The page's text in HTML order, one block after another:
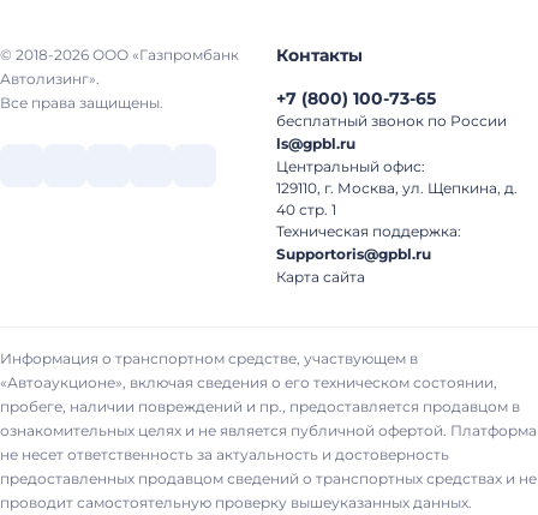
© 2018-2026 ООО «Газпромбанк
Автолизинг».
Все права защищены.
Контакты
+7 (800) 100-73-65
бесплатный звонок по России
ls@gpbl.ru
Центральный офис:
129110, г. Москва, ул. Щепкина, д.
40 стр. 1
Техническая поддержка:
Supportoris@gpbl.ru
Карта сайта
Информация о транспортном средстве, участвующем в
«Автоаукционе», включая сведения о его техническом состоянии,
пробеге, наличии повреждений и пр., предоставляется продавцом в
ознакомительных целях и не является публичной офертой. Платформа
не несет ответственность за актуальность и достоверность
предоставленных продавцом сведений о транспортных средствах и не
проводит самостоятельную проверку вышеуказанных данных.